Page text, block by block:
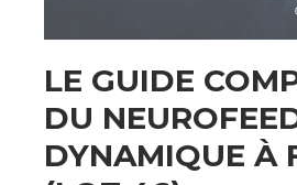
LE GUIDE
DU
DYNAMIQUE À